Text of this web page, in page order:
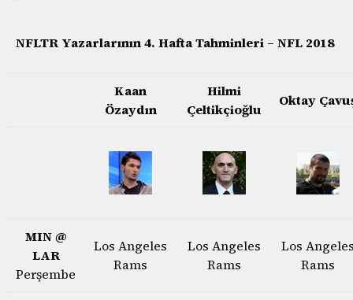
NFLTR Yazarlarının 4. Hafta Tahminleri – NFL 2018
Kaan
Özaydın
Hilmi
Çeltikçioğlu
Oktay
MIN @
LAR
Perşembe
Los Angeles
Rams
Los Angeles
Rams
Los
Rams